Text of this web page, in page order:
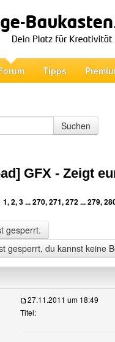
Tipps
Suchen
GFX - Zeigt
1,2,3...270,271,272...279,
gesperrt.
gesperrt, du kannst keine
27.11.2011 um 18:49
Titel: